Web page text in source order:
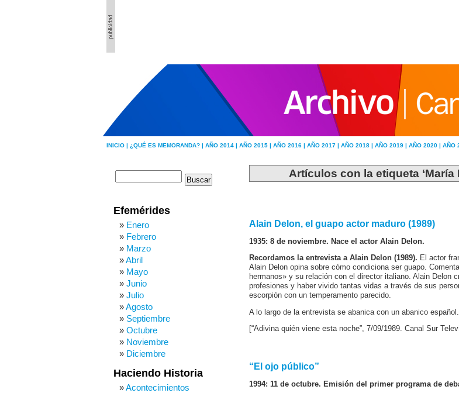
INICIO | ¿QUÉ ES MEMORANDA? | AÑO 2014 | AÑO 2015 | AÑO 2016 | AÑO 2017 | AÑO 2018 | AÑO 2019 | AÑO 2020 | AÑO
Artículos con la etiqueta
Alain Delon, el guapo actor maduro (1989)
1935: 8 de noviembre. Nace el actor Alain Delon.
Recordamos la entrevista a Alain Delon (1989). El actor
Alain Delon opina sobre cómo condiciona ser guapo.
hermanos» y su relación con el director italiano. Alain Delon
profesiones y haber vivido tantas vidas a través de sus
escorpión con un temperamento parecido.
A lo largo de la entrevista se abanica con un abanico español.
[“Adivina quién viene esta noche”, 7/09/1989. Canal Sur
“El ojo público”
1994: 11 de octubre. Emisión del primer programa de
Efemérides
Enero
Febrero
Marzo
Abril
Mayo
Junio
Julio
Agosto
Septiembre
Octubre
Noviembre
Diciembre
Haciendo Historia
Acontecimientos